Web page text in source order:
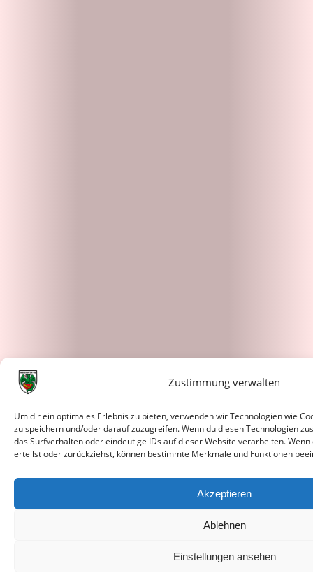
Zustimmung verwalten
Um dir ein optimales Erlebnis zu bieten, verwenden wir Technologien wie
zu speichern und/oder darauf zuzugreifen. Wenn du diesen Technologien
das Surfverhalten oder eindeutige IDs auf dieser Website verarbeiten.
erteilst oder zurückziehst, können bestimmte Merkmale und Funktionen
Akzeptieren
Ablehnen
Einstellungen ansehen